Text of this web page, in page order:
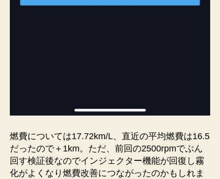
燃費については17.72km/L、直近の平均燃費は16.5
だったので＋1km。ただ、前回の2500rpmでぶん
回す検証後なのでインジェクター機能が回復し霧
化がよくなり燃費改善につながったのかもしれま